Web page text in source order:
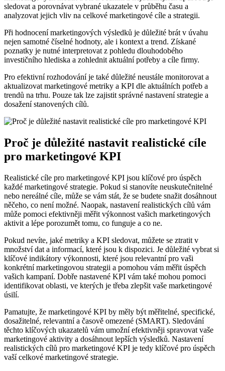
sledovat a porovnávat vybrané ukazatele v průběhu času a
analyzovat jejich vliv na celkové marketingové cíle a strategii.
Při hodnocení marketingových výsledků je důležité brát v úvahu
nejen samotné číselné hodnoty, ale i kontext a trend. Získané
poznatky je nutné interpretovat z pohledu dlouhodobého
investičního hlediska a zohlednit aktuální potřeby a cíle firmy.
Pro efektivní rozhodování je také důležité neustále monitorovat a
aktualizovat marketingové metriky a KPI dle aktuálních potřeb a
trendů na trhu. Pouze tak lze zajistit správné nastavení strategie a
dosažení stanovených cílů.
Proč je důležité nastavit realistické cíle
pro marketingové KPI
Realistické cíle pro marketingové KPI jsou klíčové pro úspěch
každé marketingové strategie. Pokud si stanovíte neuskutečnitelné
nebo nereálné cíle, může se vám stát, že se budete snažit dosáhnout
něčeho, co není možné. Naopak, nastavení realistických cílů vám
může pomoci efektivněji měřit výkonnost vašich marketingových
aktivit a lépe porozumět tomu, co funguje a co ne.
Pokud nevíte, jaké metriky a KPI sledovat, můžete se ztratit v
množství dat a informací, které jsou k dispozici. Je důležité vybrat si
klíčové indikátory výkonnosti, které jsou relevantní pro vaši
konkrétní marketingovou strategii a pomohou vám měřit úspěch
vašich kampaní. Dobře nastavené KPI vám také mohou pomoci
identifikovat oblasti, ve kterých je třeba zlepšit vaše marketingové
úsilí.
Pamatujte, že marketingové KPI by měly být měřitelné, specifické,
dosažitelné, relevantní a časově omezené (SMART). Sledování
těchto klíčových ukazatelů vám umožní efektivněji spravovat vaše
marketingové aktivity a dosáhnout lepších výsledků. Nastavení
realistických cílů pro marketingové KPI je tedy klíčové pro úspěch
vaší celkové marketingové strategie.